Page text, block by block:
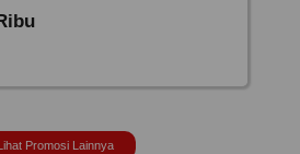
Lihat Promosi Lainnya